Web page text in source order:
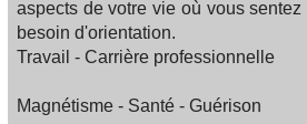
aspects de votre vie où vous
besoin d'orientation.
Travail - Carrière professionnelle
Magnétisme - Santé - Guérison